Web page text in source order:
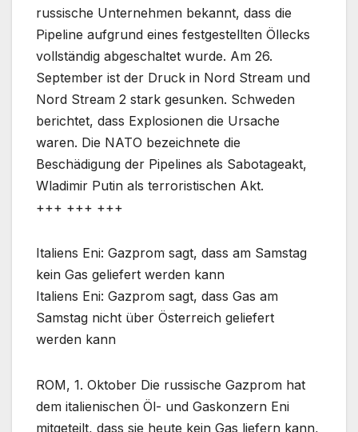
russische Unternehmen bekannt, dass die
Pipeline aufgrund eines festgestellten Öllecks
vollständig abgeschaltet wurde. Am 26.
September ist der Druck in Nord Stream und
Nord Stream 2 stark gesunken. Schweden
berichtet, dass Explosionen die Ursache
waren. Die NATO bezeichnete die
Beschädigung der Pipelines als Sabotageakt,
Wladimir Putin als terroristischen Akt.
+++ +++ +++
Italiens Eni: Gazprom sagt, dass am Samstag
kein Gas geliefert werden kann
Italiens Eni: Gazprom sagt, dass Gas am
Samstag nicht über Österreich geliefert
werden kann
ROM, 1. Oktober Die russische Gazprom hat
dem italienischen Öl- und Gaskonzern Eni
mitgeteilt, dass sie heute kein Gas liefern kann,